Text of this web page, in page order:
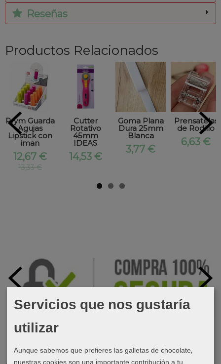
Reseñas
Productos Relacionados
Prym Guarda
Agujas
Lipstick con
iman
12,67 €
13,33 €
Cutter
Rotativo
45mm
IDEAS
14,53 €
Goma Plana
Dura 25mm
Blanca
3,77 €
Prensatelas
de Rodillo
6,63 €
Servicios que nos gustaría
utilizar
Aunque sabemos que prefieres las galletas de chocolate,